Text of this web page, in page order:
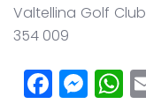
Valtellina Golf
354 009